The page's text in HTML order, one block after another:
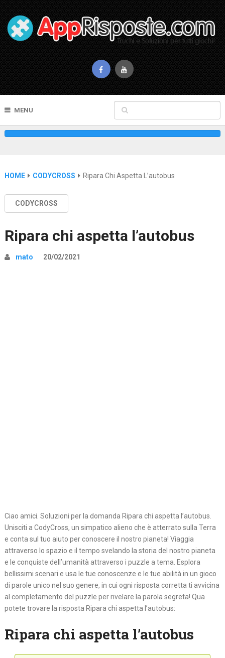
MENU
HOME CODYCROSS Ripara Chi Aspetta L’autobus
CODYCROSS
Ripara chi aspetta l’autobus
mato 20/02/2021
Ciao amici. Soluzioni per la domanda Ripara chi aspetta l’autobus.
Unisciti a CodyCross, un simpatico alieno che è atterrato sulla Terra
e conta sul tuo aiuto per conoscere il nostro pianeta! Viaggia
attraverso lo spazio e il tempo svelando la storia del nostro pianeta
e le conquiste dell’umanità attraverso i puzzle a tema. Esplora
bellissimi scenari e usa le tue conoscenze e le tue abilità in un gioco
di parole unico nel suo genere, in cui ogni risposta corretta ti avvicina
al completamento del puzzle per rivelare la parola segreta! Qua
potete trovare la risposta Ripara chi aspetta l’autobus:
Ripara chi aspetta l’autobus